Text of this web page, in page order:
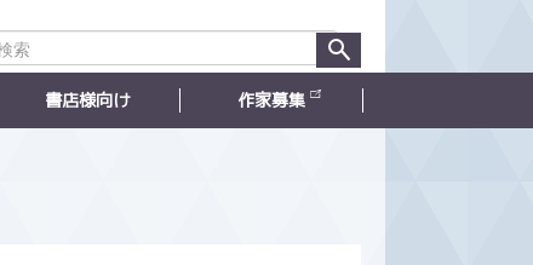
書店様向け 作家募集